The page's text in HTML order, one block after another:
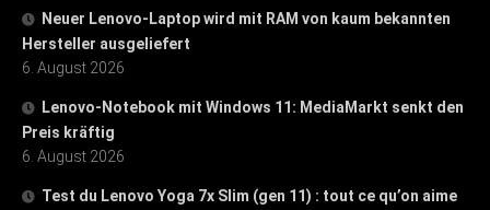
Neuer Lenovo-Laptop wird mit RAM von kaum bekannten
Hersteller ausgeliefert
6. August 2026
Lenovo-Notebook mit Windows 11: MediaMarkt senkt den
Preis kräftig
6. August 2026
Test du Lenovo Yoga 7x Slim (gen 11) : tout ce qu’on aime